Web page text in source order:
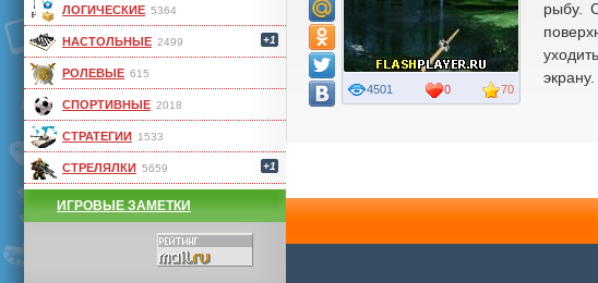
ЛОГИЧЕСКИЕ 5364
НАСТОЛЬНЫЕ 2499 +1
РОЛЕВЫЕ 615
СПОРТИВНЫЕ 2018
СТРАТЕГИИ 1533
СТРЕЛЯЛКИ 5659 +1
ИГРОВЫЕ ЗАМЕТКИ
рыбу.
70
4501 0